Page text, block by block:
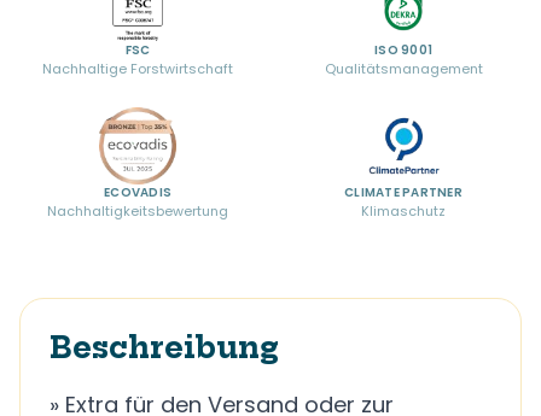
FSC
Nachhaltige Forstwirtschaft
ISO 9001
Qualitätsmanagement
ECOVADIS
Nachhaltigkeitsbewertung
CLIMATE PARTNER
Klimaschutz
Beschreibung
» Extra für den Versand oder zur